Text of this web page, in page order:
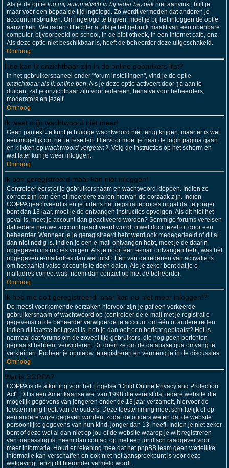
Als je de optie log mij automatisch in bij ieder bezoekniet aanvinkt, blijf je
maar voor een bepaalde tijd ingelogd. Zo wordt vermeden dat anderen je
account misbruiken. Om ingelogd te blijven, moet je bij het inloggen de optie
aanvinken. We raden dit echter af als je het gebruik maakt van een openbare
computer, bijvoorbeeld op school, in de bibliotheek, in een internet café, enz.
Als deze optie niet beschikbaar is, heeft de beheerder deze uitgeschakeld.
Omhoog
Hoe kan ik onzichtbaar zijn in de online gebruikers lijst?
In het gebruikerspaneel onder "forum instellingen", vind je de optie
onzichtbaar als ik online ben. Als je deze optie activeert door ja aan te
duiden, zal je onzichtbaar zijn voor iedereen, behalve voor beheerders,
moderators en jezelf.
Omhoog
Ik weet mijn wachtwoord niet meer!
Geen paniek! Je kunt je huidige wachtwoord niet terug krijgen, maar er is wel
een mogelijk om het te resetten. Hiervoor moet je naar de login pagina gaan
en klikken op wachtwoord vergeten?. Volg de instructies op het scherm en
wat later kun je weer inloggen.
Omhoog
Ik ben geregistreerd maar kan niet inloggen!
Controleer eerst of je gebruikersnaam en wachtwoord kloppen. Indien ze
correct zijn kan één of meerdere zaken hiervan de oorzaak zijn. Indien
COPPA geactiveerd is en je tijdens het registratieproces opgaf dat je jonger
bent dan 13 jaar, moet je de ontvangen instructies opvolgen. Als dit niet het
geval is, moet je account dan geactiveerd worden? Sommige forums vereisen
dat iedere nieuwe account geactiveerd wordt, ofwel door jezelf of door een
beheerder. Wanneer je je geregistreerd hebt werd ook medegedeeld of dit al
dan niet nodig is. Indien je een e-mail ontvangen hebt, moet je de daarin
opgegeven instructies volgen. Als je nooit een e-mail ontvangen hebt, was het
opgegeven e-mailadres dan wel juist? Één van de redenen van activatie is
om het aantal valse accounts te doen dalen. Als je zeker bent dat je e-
mailadres correct was, neem dan contact op met de beheerder.
Omhoog
Ik heb me ooit geregistreerd maar kan nu niet meer inloggen!?
De meest voorkomende oorzaken hiervoor zijn je gaf een verkeerde
gebruikersnaam of wachtwoord op (controleer de e-mail met je registratie
gegevens) of de beheerder verwijderde je account om één of andere reden.
Indien dit laatste het geval is, heb je dan ooit een bericht geplaatst? Het is
normaal dat forums om de zoveel tijd gebruikers, die nog geen berichten
geplaatst hebben, verwijderen. Dit doen ze om de database qua omvang te
verkleinen. Probeer je opnieuw te registreren en vermeng je in de discussies.
Omhoog
Wat is COPPA?
COPPA is de afkorting voor het Engelse "Child Online Privacy and Protection
Act". Dit is een Amerikaanse wet van 1998 die vereist dat iedere website die
mogelijk gegevens van jongeren onder de 13 jaar verzamelt, hiervoor de
toestemming heeft van de ouders. Deze toestemming moet schriftelijk of op
een andere wijze gegeven worden, zodat de ouders weten dat de website
persoonlijke gegevens van hun kind, jonger dan 13, heeft. Indien je niet zeker
bent of deze wet al dan niet op jou of de website waarop je wilt registreren
van toepassing is, neem dan contact op met een juridisch raadgever voor
meer informatie. Houd er rekening mee dat het phpBB team geen wettelijke
informatie kan verschaffen en ook niet het aanspreekpunt is voor deze
wetgeving, tenzij dit hieronder vermeld wordt.